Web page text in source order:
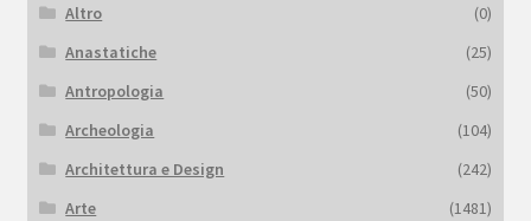
Altro
(0)
Anastatiche
(25)
Antropologia
(50)
Archeologia
(104)
Architettura e Design
(242)
Arte
(1481)